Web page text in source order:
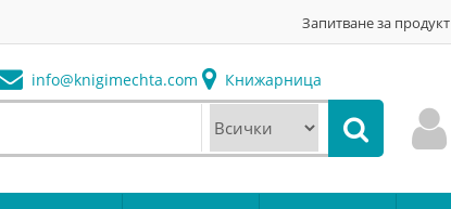
Запитване за продукт
info@knigimechta.com Книжарница